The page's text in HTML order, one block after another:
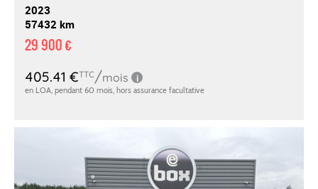
2023
57432 km
29 900 €